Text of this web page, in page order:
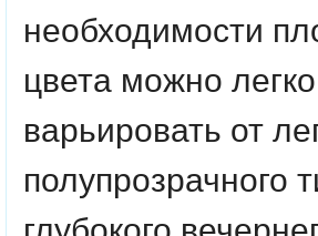
необходимости
цвета можно легко
варьировать от
полупрозрачного